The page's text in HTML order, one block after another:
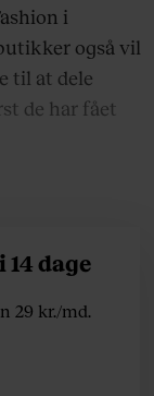
i
også vil
til at dele
de har fået
dage
29 kr./md.